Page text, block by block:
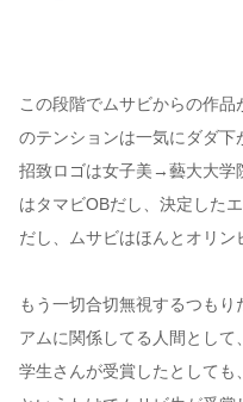
この段階でムサビからの作
のテンションは一気にダダ下
招致ロゴは女子美→藝大大学
はタマビOBだし、決定した
だし、ムサビはほんとオリン
もう一切合切無視するつも
アムに関係してる人間とし
学生さんが受賞したとしても